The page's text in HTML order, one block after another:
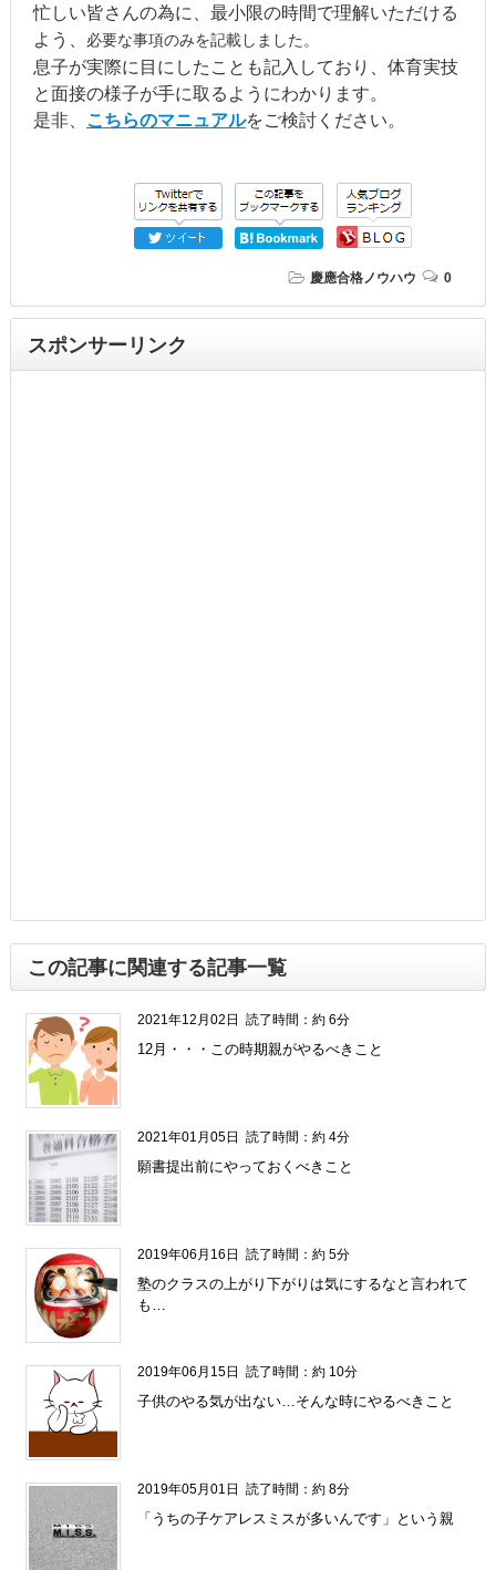
忙しい皆さんの為に、最小限の時間で理解いただける
よう、
必要な事項のみを記載しました。
息子が実際に目にしたことも記入しており、体育実技
と面接の様子が手に取るようにわかります。
是非、 こちらのマニュアルをご検討ください。
慶應合格ノウハウ 0
スポンサーリンク
この記事に関連する記事一覧
2021年12月02日 読了時間：約 6分
12月・・・この時期親がやるべきこと
2021年01月05日 読了時間：約 4分
願書提出前にやっておくべきこと
2019年06月16日 読了時間：約 5分
塾のクラスの上がり下がりは気にするなと言われて
も…
2019年06月15日 読了時間：約 10分
子供のやる気が出ない…そんな時にやるべきこと
2019年05月01日 読了時間：約 8分
「うちの子ケアレスミスが多いんです」という親